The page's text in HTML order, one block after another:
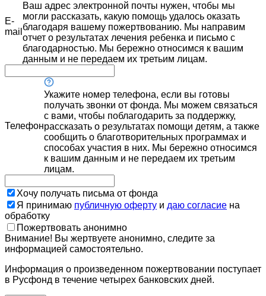
E-
mail
Ваш адрес электронной почты нужен, чтобы мы
могли рассказать, какую помощь удалось оказать
благодаря вашему пожертвованию. Мы направим
отчет о результатах лечения ребенка и письмо с
благодарностью. Мы бережно относимся к вашим
данным и не передаем их третьим лицам.
Телефон
Укажите номер телефона, если вы готовы
получать звонки от фонда. Мы можем связаться
с вами, чтобы поблагодарить за поддержку,
рассказать о результатах помощи детям, а также
сообщить о благотворительных программах и
способах участия в них. Мы бережно относимся
к вашим данным и не передаем их третьим
лицам.
Хочу получать письма от фонда
Я принимаю публичную оферту и даю согласие на
обработку
Пожертвовать анонимно
Внимание! Вы жертвуете анонимно, следите за
информацией самостоятельно.
Информация о произведенном пожертвовании поступает
в Русфонд в течение четырех банковских дней.